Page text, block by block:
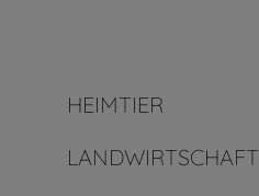
HEIMTIER
LANDWIRTSCHAFT